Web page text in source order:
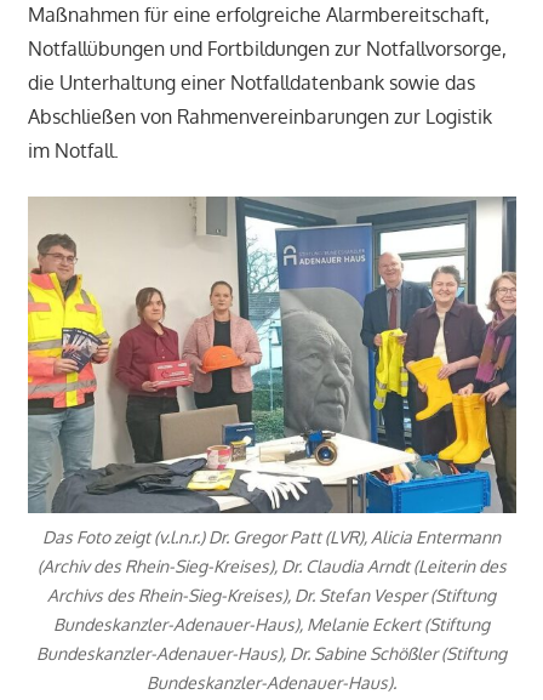
Maßnahmen für eine erfolgreiche Alarmbereitschaft,
Notfallübungen und Fortbildungen zur Notfallvorsorge,
die Unterhaltung einer Notfalldatenbank sowie das
Abschließen von Rahmenvereinbarungen zur Logistik
im Notfall.
Das Foto zeigt (v.l.n.r.) Dr. Gregor Patt (LVR), Alicia Entermann
(Archiv des Rhein-Sieg-Kreises), Dr. Claudia Arndt (Leiterin des
Archivs des Rhein-Sieg-Kreises), Dr. Stefan Vesper (Stiftung
Bundeskanzler-Adenauer-Haus), Melanie Eckert (Stiftung
Bundeskanzler-Adenauer-Haus), Dr. Sabine Schößler (Stiftung
Bundeskanzler-Adenauer-Haus).